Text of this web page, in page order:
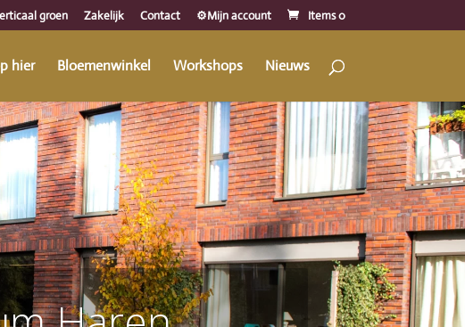
groen Zakelijk Contact ⚙️Mijn account Items 0
hier Bloemenwinkel Workshops Nieuws